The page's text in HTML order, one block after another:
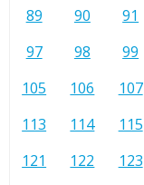
89
90 91
97
98 99
105
106 107
113
114 115
121
122 123